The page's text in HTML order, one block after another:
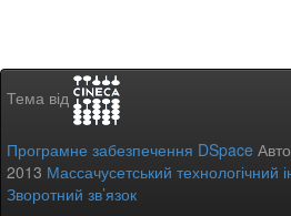
Тема від
Програмне забезпечення DSpace
2013 Массачусетський технологічний
Зворотний зв’язок